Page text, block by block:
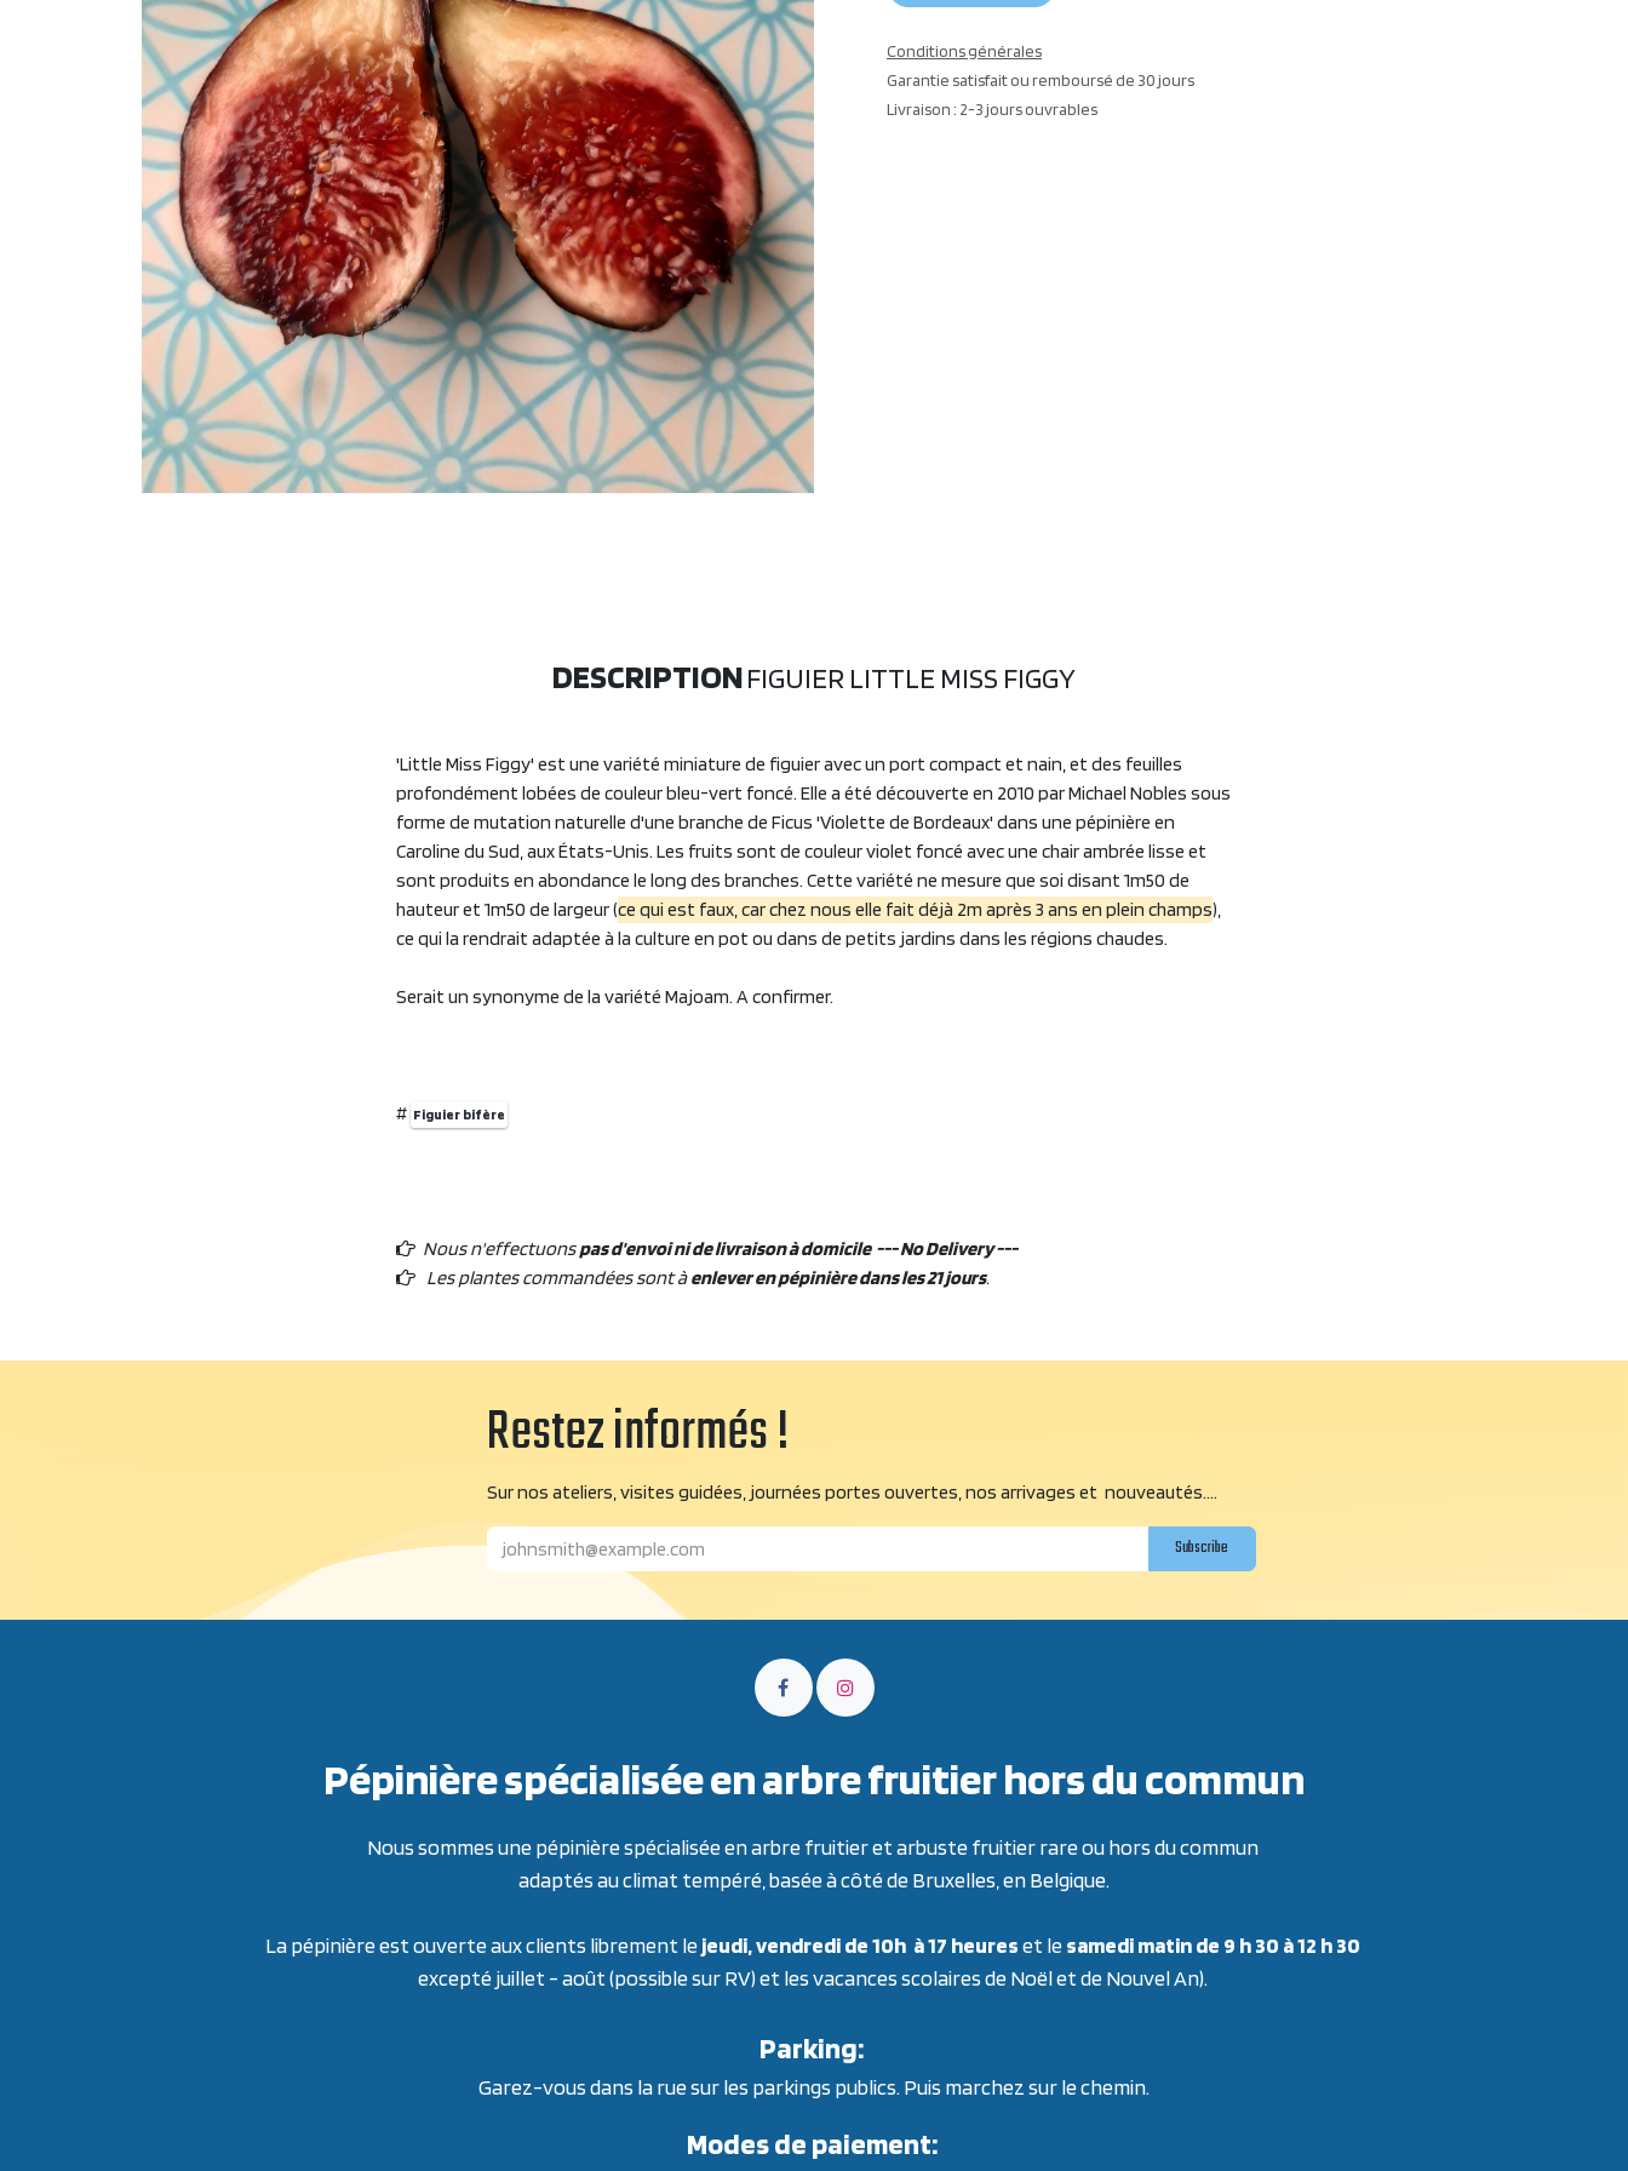
Conditions générales
Garantie satisfait ou remboursé de 30 jours
Livraison : 2-3 jours ouvrables
DESCRIPTIONFIGUIER LITTLE MISS FIGGY
'Little Miss Figgy' est une variété miniature de figuier avec un port compact et nain, et des feuilles
profondément lobées de couleur bleu-vert foncé. Elle a été découverte en 2010 par Michael Nobles sous
forme de mutation naturelle d'une branche de Ficus 'Violette de Bordeaux' dans une pépinière en
Caroline du Sud, aux États-Unis. Les fruits sont de couleur violet foncé avec une chair ambrée lisse et
sont produits en abondance le long des branches. Cette variété ne mesure que soi disant 1m50 de
hauteur et 1m50 de largeur (ce qui est faux, car chez nous elle fait déjà 2m après 3 ans en plein champs),
ce qui la rendrait adaptée à la culture en pot ou dans de petits jardins dans les régions chaudes.
Serait un synonyme de la variété Majoam. A confirmer.
# Figuier bifère
Nous n'effectuonspas d'envoi ni de livraison à domicile --- No Delivery ---
Les plantes commandées sont àenlever en pépinière dans les 21 jours.
Restez informés !
Sur nos ateliers, visites guidées, journées portes ouvertes, nos arrivages et nouveautés....
Subscribe
Pépinière spécialisée en arbre fruitier hors du commun
Nous sommes une pépinière spécialisée en arbre fruitier et arbuste fruitier rare ou hors du commun
adaptés au climat tempéré, basée à côté de Bruxelles, en Belgique.
La pépinière est ouverte aux clients librement lejeudi, vendredi de 10h à 17 heureset lesamedi matin de 9 h 30 à 12 h 30
excepté juillet - août (possible sur RV) et les vacances scolaires de Noël et de Nouvel An).
Parking:
Garez-vous dans la rue sur les parkings publics. Puis marchez sur le chemin.
Modes de paiement: